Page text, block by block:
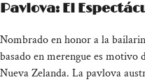
Pavlova: El
Nombrado en honor a la
basado en merengue es motivo
Nueva Zelanda. La pavlova